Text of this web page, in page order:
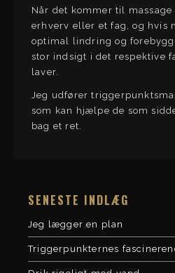
Når det kommer til
erhverv eller et fag, og hvis
optimal lindring og
stor indsigt i det respektive
laver.
Jeg udfører
som kan hjælpe de som
bag et ret.
SENESTE INDLÆG
Jeg lægger en plan
Triggerpunkternes